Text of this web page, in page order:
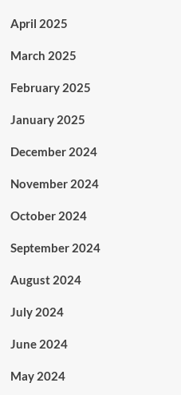
April 2025
March 2025
February 2025
January 2025
December 2024
November 2024
October 2024
September 2024
August 2024
July 2024
June 2024
May 2024